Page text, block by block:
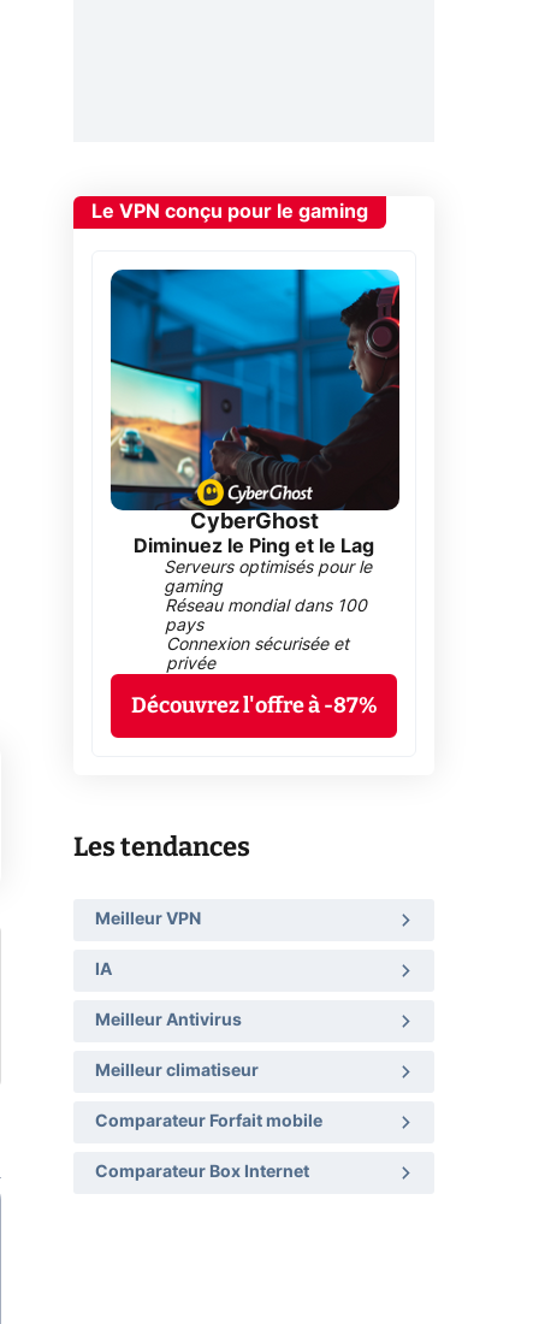
Le VPN conçu pour le gaming
CyberGhost
Diminuez le Ping et le Lag
Serveurs optimisés pour le
gaming
Réseau mondial dans 100
pays
Connexion sécurisée et
privée
Découvrez l'offre à -87%
Les tendances
Meilleur VPN
IA
Meilleur Antivirus
Meilleur climatiseur
Comparateur Forfait mobile
Comparateur Box Internet